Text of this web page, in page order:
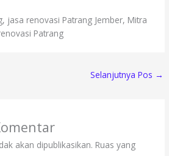
jasa renovasi Patrang Jember, Mitra
Patrang
Selanjutnya Pos →
akan dipublikasikan. Ruas yang